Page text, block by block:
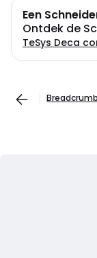
Een
Ontdek de
TeSys Deca